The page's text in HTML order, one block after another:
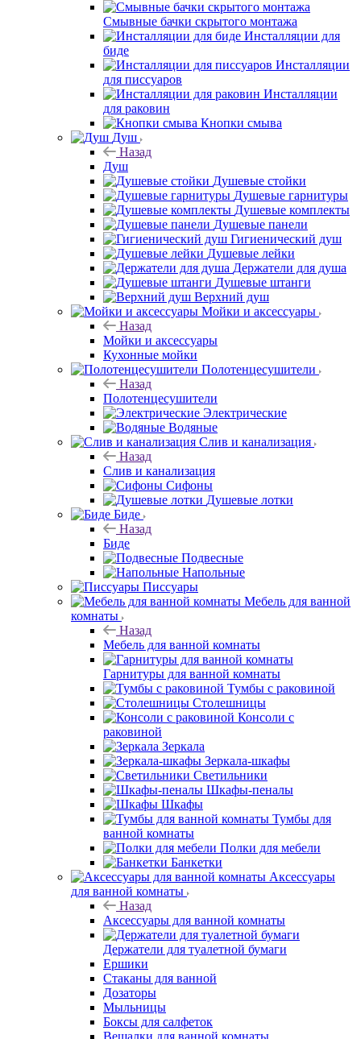
Смывные бачки скрытого монтажа
Инсталляции для
биде
Инсталляции
для писсуаров
Инсталляции
для раковин
Кнопки смыва
Душ
Назад
Душ
Душевые стойки
Душевые гарнитуры
Душевые комплекты
Душевые панели
Гигиенический душ
Душевые лейки
Держатели для душа
Душевые штанги
Верхний душ
Мойки и аксессуары
Назад
Мойки и аксессуары
Кухонные мойки
Полотенцесушители
Назад
Полотенцесушители
Электрические
Водяные
Слив и канализация
Назад
Слив и канализация
Сифоны
Душевые лотки
Биде
Назад
Биде
Подвесные
Напольные
Писсуары
Мебель для ванной
комнаты
Назад
Мебель для ванной комнаты
Гарнитуры для ванной комнаты
Тумбы с раковиной
Столешницы
Консоли с
раковиной
Зеркала
Зеркала-шкафы
Светильники
Шкафы-пеналы
Шкафы
Тумбы для
ванной комнаты
Полки для мебели
Банкетки
Аксессуары
для ванной комнаты
Назад
Аксессуары для ванной комнаты
Держатели для туалетной бумаги
Ершики
Стаканы для ванной
Дозаторы
Мыльницы
Боксы для салфеток
Вешалки для ванной комнаты